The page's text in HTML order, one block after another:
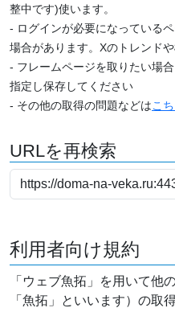
整中です)使います。
- ログインが必要になっている
場合があります。Xのトレンド
- フレームページを取りたい場
指定し保存してください
- その他の取得の問題などはこ
URLを再検索
利用者向け規約
「ウェブ魚拓」を用いて他
「魚拓」といいます）の取